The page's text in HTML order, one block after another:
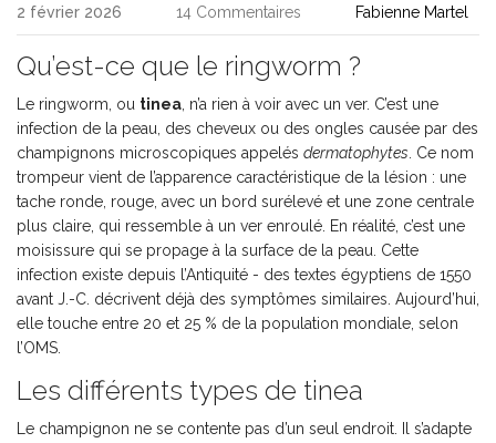
2 février 2026 14 Commentaires Fabienne Martel
Qu’est-ce que le ringworm ?
Le ringworm, ou tinea , n’a rien à voir avec un ver. C’est une
infection de la peau, des cheveux ou des ongles causée par des
champignons microscopiques appelés dermatophytes . Ce nom
trompeur vient de l’apparence caractéristique de la lésion : une
tache ronde, rouge, avec un bord surélevé et une zone centrale
plus claire, qui ressemble à un ver enroulé. En réalité, c’est une
moisissure qui se propage à la surface de la peau. Cette
infection existe depuis l’Antiquité - des textes égyptiens de 1550
avant J.-C. décrivent déjà des symptômes similaires. Aujourd’hui,
elle touche entre 20 et 25 % de la population mondiale, selon
l’OMS.
Les différents types de tinea
Le champignon ne se contente pas d’un seul endroit. Il s’adapte